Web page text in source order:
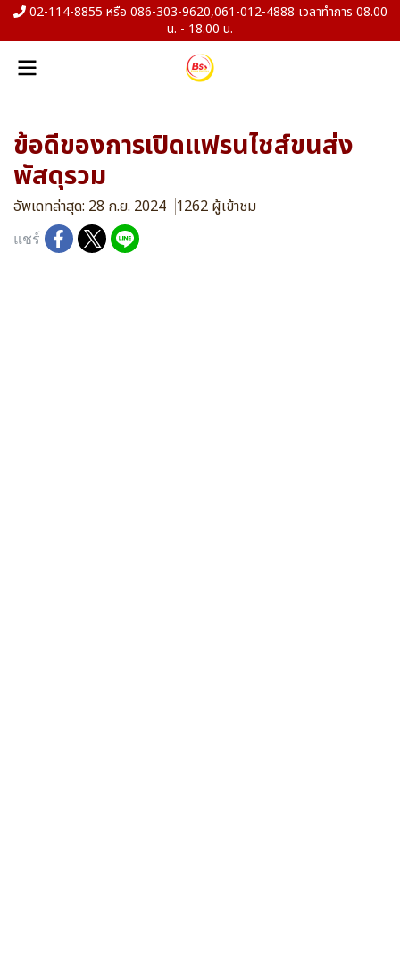
02-114-8855 หรือ 086-303-9620,061-012-4888 เวลาทำการ 08.00
น. - 18.00 น.
ข้อดีของการเปิดแฟรนไชส์ขนส่ง
พัสดุรวม
อัพเดทล่าสุด: 28 ก.ย. 2024 1262 ผู้เข้าชม
แชร์